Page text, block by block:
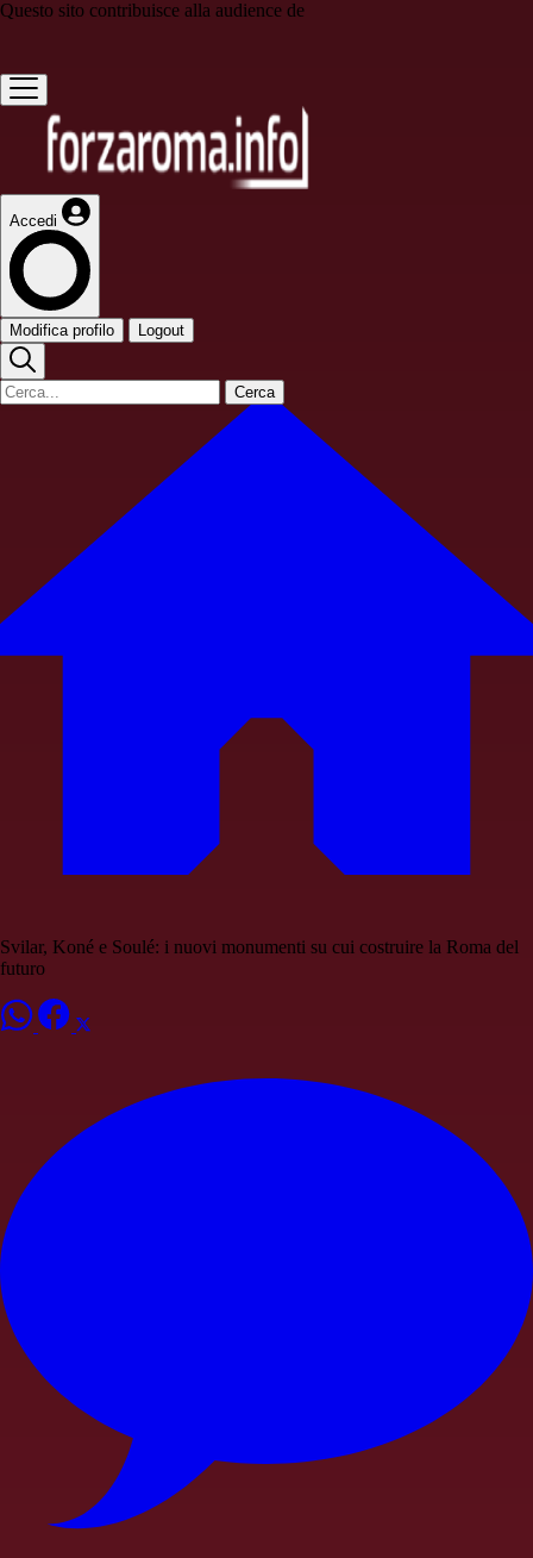
Questo sito contribuisce alla audience de
Accedi
Modifica profilo Logout
Cerca
Svilar, Koné e Soulé: i nuovi monumenti su cui costruire la Roma del
futuro